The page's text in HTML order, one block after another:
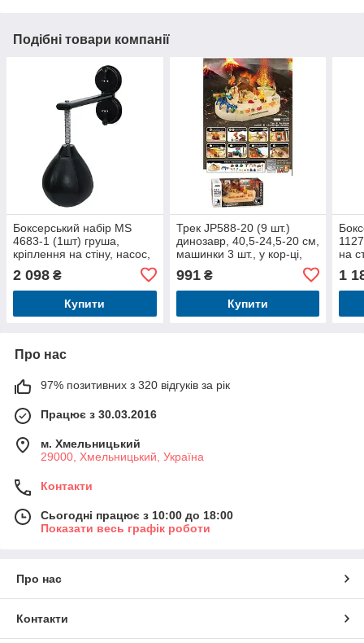
Подібні товари компанії
Боксерський набір MS
4683-1 (1шт) груша,
кріплення на стіну, насос,
2 098 ₴
Купити
Трек JP588-20 (9 шт.)
динозавр, 40,5-24,5-20 см,
машинки 3 шт., у кор-ці,
991₴
Купити
на
1
Про нас
97% позитивних з 320 відгуків за рік
Працює з 30.03.2016
м. Хмельницький
29000, Хмельницький, Україна
Контакти
Сьогодні працює з 10:00 до 18:00
Показати весь графік роботи
Про нас
Контакти